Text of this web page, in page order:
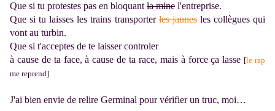
Que si tu protestes pas en bloquant la mine l'entreprise.
Que si tu laisses les trains transporterles jaunesles collègues qui
vont au turbin.
Que si t'acceptes de te laisser controler
à cause de ta face, à cause de ta race, mais à force ça lasse [le rap
me reprend]
J'ai bien envie de relire Germinal pour vérifier un truc, moi…